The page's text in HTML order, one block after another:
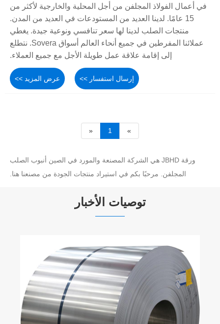
في أعمال الفولاذ المجلفن من أجل المحلية والخارجية لأكثر من
15 عامًا. لدينا العديد من المستودعات في العديد من المدن.
منتجات الصلب لدينا لها سعر تنافسي ونوعية جيدة. يغطي
عملائنا المفرطين في جميع أنحاء العالم أسواق Sovera. نتطلع
إلى إقامة علاقة عمل طويلة الأجل مع جميع العملاء.
عرض المزيد >> إرسال استفسار >>
« 1 »
ورقة JBHD هي الشركة المصنعة والمورد في الصين أنبوب الصلب
المجلفن. مرحبًا بكم في استيراد منتجات الجودة من مصنعنا هنا.
توصيات الأخبار